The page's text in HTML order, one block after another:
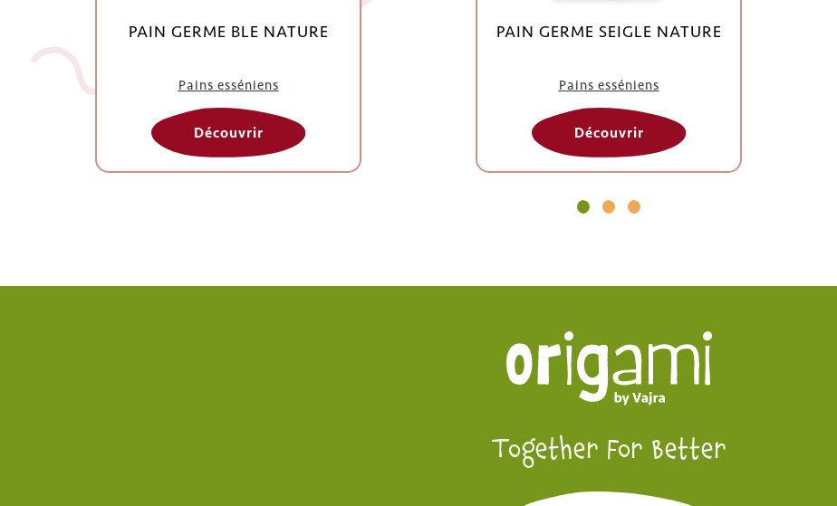
PAIN GERME BLE NATURE
Pains esséniens
Découvrir
PAIN GERME SEIGLE NATURE
Pains esséniens
Découvrir
Together For Better